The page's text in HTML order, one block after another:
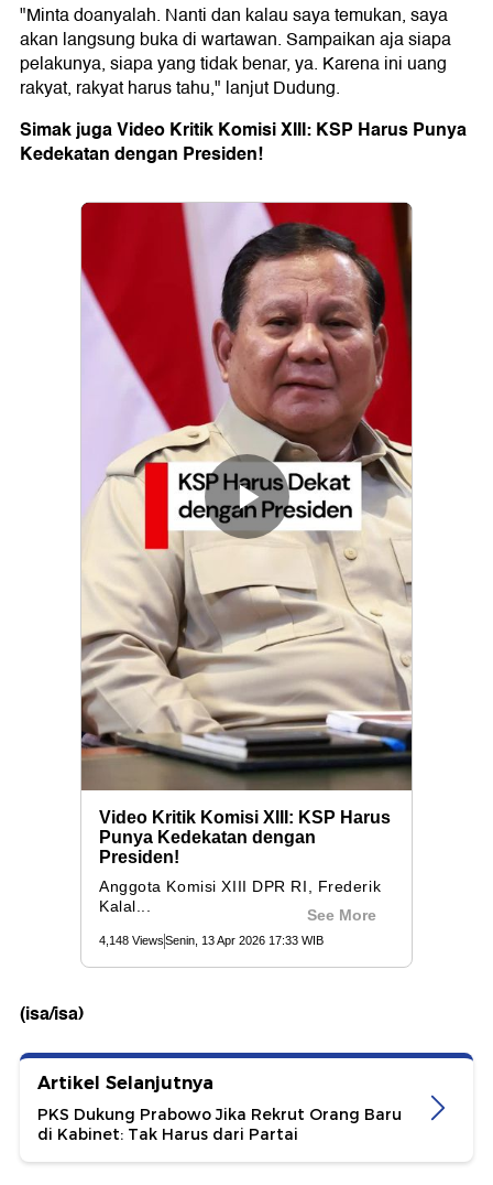
"Minta doanyalah. Nanti dan kalau saya temukan, saya
akan langsung buka di wartawan. Sampaikan aja siapa
pelakunya, siapa yang tidak benar, ya. Karena ini uang
rakyat, rakyat harus tahu," lanjut Dudung.
Simak juga Video Kritik Komisi XIII: KSP Harus Punya
Kedekatan dengan Presiden!
(isa/isa)
Artikel Selanjutnya
PKS Dukung Prabowo Jika Rekrut Orang Baru
di Kabinet: Tak Harus dari Partai